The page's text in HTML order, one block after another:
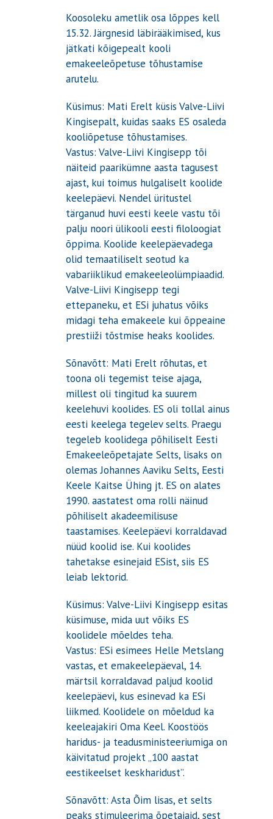
Koosoleku ametlik osa lõppes kell
15.32. Järgnesid läbirääkimised, kus
jätkati kõigepealt kooli
emakeeleõpetuse tõhustamise
arutelu.
Küsimus: Mati Erelt küsis Valve-Liivi
Kingisepalt, kuidas saaks ES osaleda
kooliõpetuse tõhustamises.
Vastus: Valve-Liivi Kingisepp tõi
näiteid paarikümne aasta tagusest
ajast, kui toimus hulgaliselt koolide
keelepäevi. Nendel üritustel
tärganud huvi eesti keele vastu tõi
palju noori ülikooli eesti filoloogiat
õppima. Koolide keelepäevadega
olid temaatiliselt seotud ka
vabariiklikud emakeeleolümpiaadid.
Valve-Liivi Kingisepp tegi
ettepaneku, et ESi juhatus võiks
midagi teha emakeele kui õppeaine
prestiiži tõstmise heaks koolides.
Sõnavõtt: Mati Erelt rõhutas, et
toona oli tegemist teise ajaga,
millest oli tingitud ka suurem
keelehuvi koolides. ES oli tollal ainus
eesti keelega tegelev selts. Praegu
tegeleb koolidega põhiliselt Eesti
Emakeeleõpetajate Selts, lisaks on
olemas Johannes Aaviku Selts, Eesti
Keele Kaitse Ühing jt. ES on alates
1990. aastatest oma rolli näinud
põhiliselt akadeemilisuse
taastamises. Keelepäevi korraldavad
nüüd koolid ise. Kui koolides
tahetakse esinejaid ESist, siis ES
leiab lektorid.
Küsimus: Valve-Liivi Kingisepp esitas
küsimuse, mida uut võiks ES
koolidele mõeldes teha.
Vastus: ESi esimees Helle Metslang
vastas, et emakeelepäeval, 14.
märtsil korraldavad paljud koolid
keelepäevi, kus esinevad ka ESi
liikmed. Koolidele on mõeldud ka
keeleajakiri Oma Keel. Koostöös
haridus- ja teadusministeeriumiga on
käivitatud projekt „100 aastat
eestikeelset keskharidust”.
Sõnavõtt: Asta Õim lisas, et selts
peaks stimuleerima õpetajaid, sest